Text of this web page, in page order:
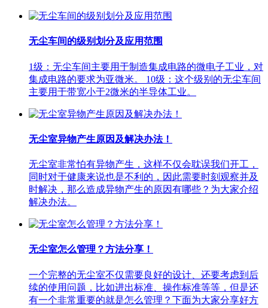
无尘车间的级别划分及应用范围
1级：无尘车间主要用于制造集成电路的微电子工业，对
集成电路的要求为亚微米。 10级：这个级别的无尘车间
主要用于带宽小于2微米的半导体工业。
无尘室异物产生原因及解决办法！
无尘室非常怕有异物产生，这样不仅会耽误我们开工，
同时对于健康来说也是不利的，因此需要时刻观察并及
时解决，那么造成异物产生的原因有哪些？为大家介绍
解决办法。
无尘室怎么管理？方法分享！
一个完整的无尘室不仅需要良好的设计、还要考虑到后
续的使用问题，比如进出标准、操作标准等等，但是还
有一个非常重要的就是怎么管理？下面为大家分享好方